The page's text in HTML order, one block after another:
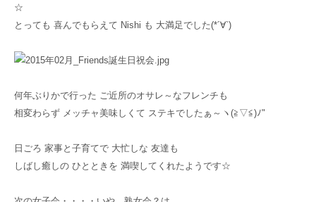
☆
とっても 喜んでもらえて Nishi も 大満足でした(*´∀`)
何年ぶりかで行った ご近所のオサレ～なフレンチも
相変わらず メッチャ美味しくて ステキでしたぁ～ヽ(≧▽≦)ﾉ"
日ごろ 家事と子育てで 大忙しな 友達も
しばし癒しの ひとときを 満喫してくれたようです☆